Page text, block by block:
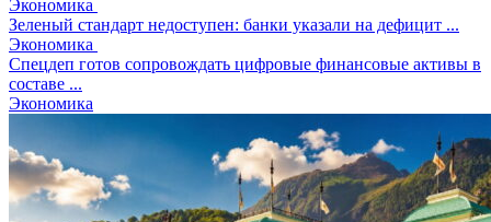
Экономика
Зеленый стандарт недоступен: банки указали на дефицит ...
Экономика
Спецдеп готов сопровождать цифровые финансовые активы в
составе ...
Экономика